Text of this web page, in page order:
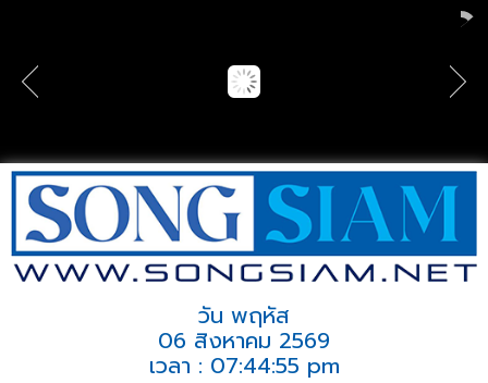
วัน พฤหัส
06 สิงหาคม 2569
เวลา : 07:44:55 pm